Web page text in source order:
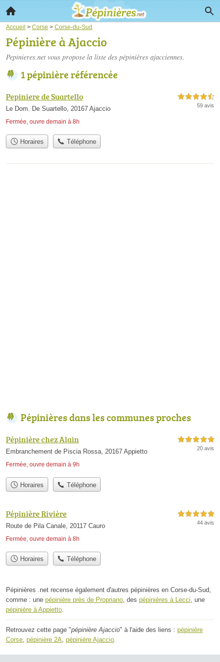
Accueil > Corse > Corse-du-Sud
Pépinière à Ajaccio
Pepinieres.net vous propose la liste des pépinières ajacciennes.
1 pépinière référencée
Pepiniere de Suartello
Le Dom. De Suartello, 20167 Ajaccio
Fermée, ouvre demain à 8h
4,5 étoiles sur 5
59 avis
Horaires Téléphone
Pépinières dans les communes proches
Pépinière chez Alain
Embranchement de Piscia Rossa, 20167 Appietto
Fermée, ouvre demain à 9h
5,0 étoiles sur 5
20 avis
Horaires Téléphone
Pépinière Rivière
Route de Pila Canale, 20117 Cauro
Fermée, ouvre demain à 8h
5,0 étoiles sur 5
44 avis
Horaires Téléphone
Pépinières .net recense également d'autres pépinières en Corse-du-Sud,
comme : une pépinière près de Propriano, des pépinières à Lecci, une
pépinière à Appietto.
Retrouvez cette page "pépinière Ajaccio" à l'aide des liens : pépinière
Corse, pépinière 2A, pépinière Ajaccio.